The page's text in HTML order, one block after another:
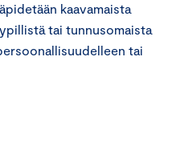
kaavamaista
tai tunnusomaista
tai